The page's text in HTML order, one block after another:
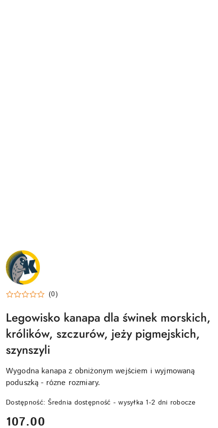
NAZWA
PRODUCENTA:
KRAINA
TUPTUSIA
(0)
Legowisko kanapa dla świnek morskich,
królików, szczurów, jeży pigmejskich,
szynszyli
Wygodna kanapa z obniżonym wejściem i wyjmowaną
poduszką - rózne rozmiary.
Dostępność: Średnia dostępność - wysyłka 1-2 dni robocze
cena:
107.00